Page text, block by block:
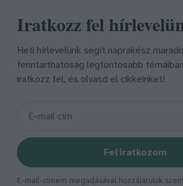
Iratkozz fel
Heti hírlevelünk segít naprakész
fenntarthatóság legfontosabb
iratkozz fel, és olvasd el cikkeinket!
Feliratkozom
E-mail-címem megadásával hozzájárulok